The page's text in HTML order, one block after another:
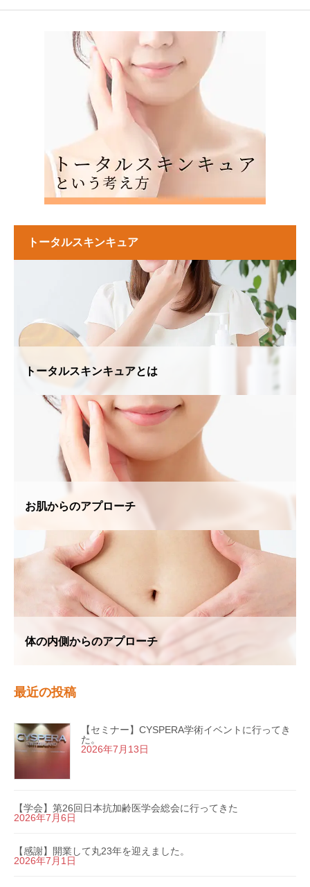
トータルスキンキュア
トータルスキンキュアとは
お肌からのアプローチ
体の内側からのアプローチ
最近の投稿
【セミナー】CYSPERA学術イベントに行ってき
た。
2026年7月13日
【学会】第26回日本抗加齢医学会総会に行ってきた
2026年7月6日
【感謝】開業して丸23年を迎えました。
2026年7月1日